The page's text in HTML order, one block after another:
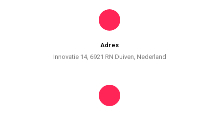
Adres
Innovatie 14, 6921 RN Duiven, Nederland